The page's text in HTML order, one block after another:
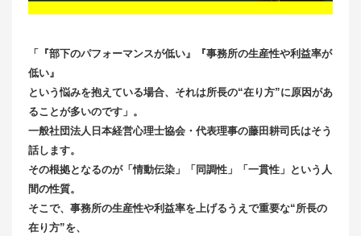
「『部下のパフォーマンスが低い』『事務所の生産性や利益率が
低い』
という悩みを抱えている場合、それは所長の“在り方”に原因があ
ることが多いのです」。
一般社団法人日本経営心理士協会・代表理事の藤田耕司氏はそう
話します。
その根拠となるのが「情動伝染」「同調性」「一貫性」という人
間の性質。
そこで、事務所の生産性や利益率を上げるうえで重要な“所長の
在り方”を、